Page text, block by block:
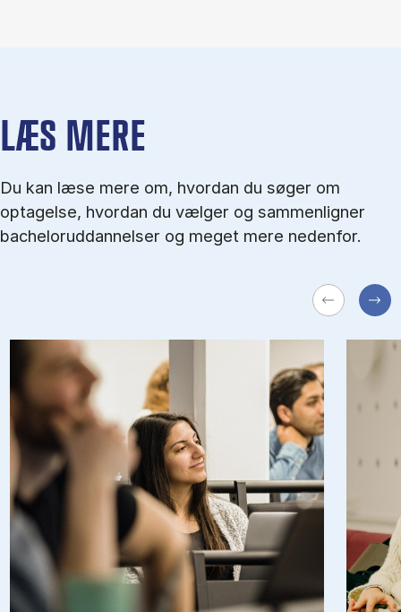
LÆS MERE
Du kan læse mere om, hvordan du søger om
optagelse, hvordan du vælger og sammenligner
bacheloruddannelser og meget mere nedenfor.